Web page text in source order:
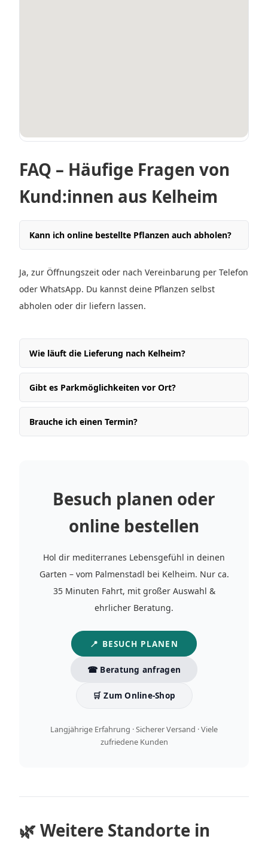
FAQ – Häufige Fragen von
Kund:innen aus Kelheim
Kann ich online bestellte Pflanzen auch abholen?
Ja, zur Öffnungszeit oder nach Vereinbarung per Telefon
oder WhatsApp. Du kannst deine Pflanzen selbst
abholen oder dir liefern lassen.
Wie läuft die Lieferung nach Kelheim?
Gibt es Parkmöglichkeiten vor Ort?
Brauche ich einen Termin?
Besuch planen oder
online bestellen
Hol dir mediterranes Lebensgefühl in deinen
Garten – vom Palmenstadl bei Kelheim. Nur ca.
35 Minuten Fahrt, mit großer Auswahl &
ehrlicher Beratung.
📍 BESUCH PLANEN
☎ Beratung anfragen
🛒 Zum Online-Shop
Langjährige Erfahrung · Sicherer Versand · Viele
zufriedene Kunden
🌿 Weitere Standorte in